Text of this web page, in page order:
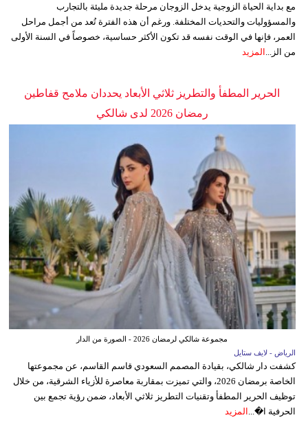
مع بداية الحياة الزوجية يدخل الزوجان مرحلة جديدة مليئة بالتجارب
والمسؤوليات والتحديات المختلفة. ورغم أن هذه الفترة تُعد من أجمل مراحل
العمر، فإنها في الوقت نفسه قد تكون الأكثر حساسية، خصوصاً في السنة الأولى
من الز...
المزيد
الحرير المطفأ والتطريز ثلاثي الأبعاد يحددان ملامح قفاطين
رمضان 2026 لدى شالكي
مجموعة شالكي لرمضان 2026 - الصورة من الدار
الرياض - لايف ستايل
كشفت دار شالكي، بقيادة المصمم السعودي قاسم القاسم، عن مجموعتها
الخاصة برمضان 2026، والتي تميزت بمقاربة معاصرة للأزياء الشرقية، من خلال
توظيف الحرير المطفأ وتقنيات التطريز ثلاثي الأبعاد، ضمن رؤية تجمع بين
الحرفية ا�... المزيد